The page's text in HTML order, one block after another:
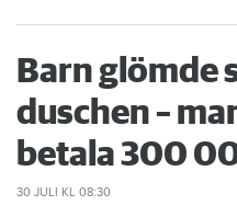
Barn glömde
duschen –
betala 300
30 JULI KL 08:30